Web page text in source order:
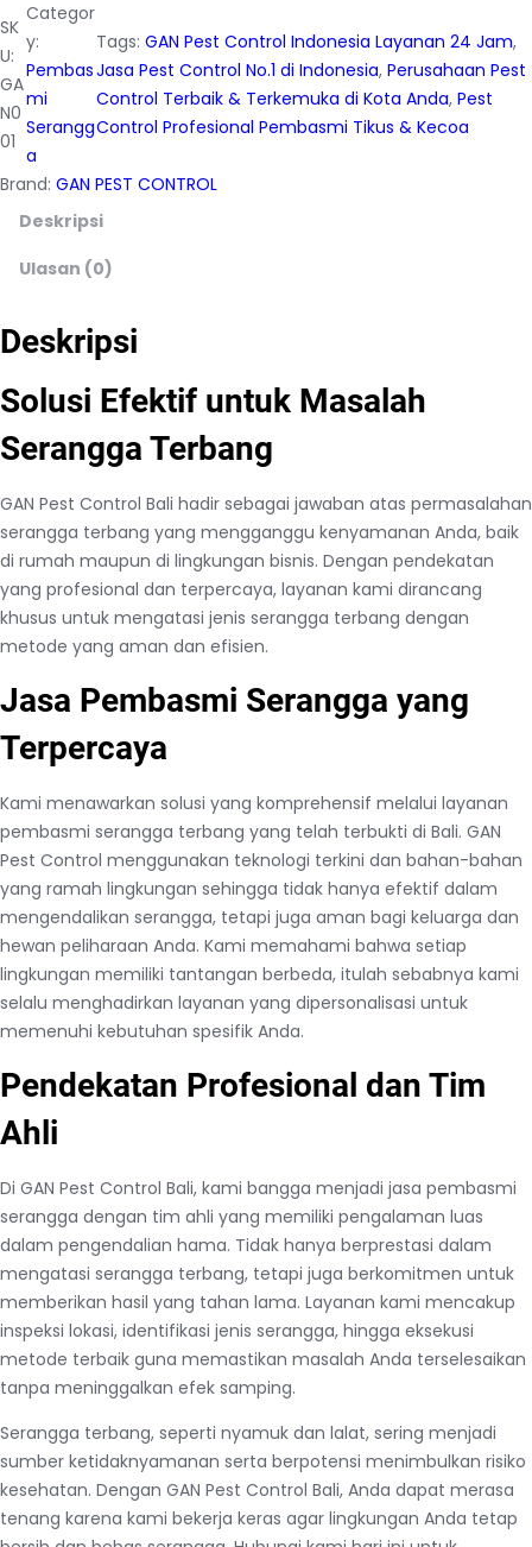
SK
U:
GA
N0
01
Categor
y:
Pembas
mi
Serangg
a
Tags: GAN Pest Control Indonesia Layanan 24 Jam,
Jasa Pest Control No.1 di Indonesia, Perusahaan Pest
Control Terbaik & Terkemuka di Kota Anda, Pest
Control Profesional Pembasmi Tikus & Kecoa
Brand: GAN PEST CONTROL
Deskripsi
Ulasan (0)
Deskripsi
Solusi Efektif untuk Masalah
Serangga Terbang
GAN Pest Control Bali hadir sebagai jawaban atas permasalahan
serangga terbang yang mengganggu kenyamanan Anda, baik
di rumah maupun di lingkungan bisnis. Dengan pendekatan
yang profesional dan terpercaya, layanan kami dirancang
khusus untuk mengatasi jenis serangga terbang dengan
metode yang aman dan efisien.
Jasa Pembasmi Serangga yang
Terpercaya
Kami menawarkan solusi yang komprehensif melalui layanan
pembasmi serangga terbang yang telah terbukti di Bali. GAN
Pest Control menggunakan teknologi terkini dan bahan-bahan
yang ramah lingkungan sehingga tidak hanya efektif dalam
mengendalikan serangga, tetapi juga aman bagi keluarga dan
hewan peliharaan Anda. Kami memahami bahwa setiap
lingkungan memiliki tantangan berbeda, itulah sebabnya kami
selalu menghadirkan layanan yang dipersonalisasi untuk
memenuhi kebutuhan spesifik Anda.
Pendekatan Profesional dan Tim
Ahli
Di GAN Pest Control Bali, kami bangga menjadi jasa pembasmi
serangga dengan tim ahli yang memiliki pengalaman luas
dalam pengendalian hama. Tidak hanya berprestasi dalam
mengatasi serangga terbang, tetapi juga berkomitmen untuk
memberikan hasil yang tahan lama. Layanan kami mencakup
inspeksi lokasi, identifikasi jenis serangga, hingga eksekusi
metode terbaik guna memastikan masalah Anda terselesaikan
tanpa meninggalkan efek samping.
Serangga terbang, seperti nyamuk dan lalat, sering menjadi
sumber ketidaknyamanan serta berpotensi menimbulkan risiko
kesehatan. Dengan GAN Pest Control Bali, Anda dapat merasa
tenang karena kami bekerja keras agar lingkungan Anda tetap